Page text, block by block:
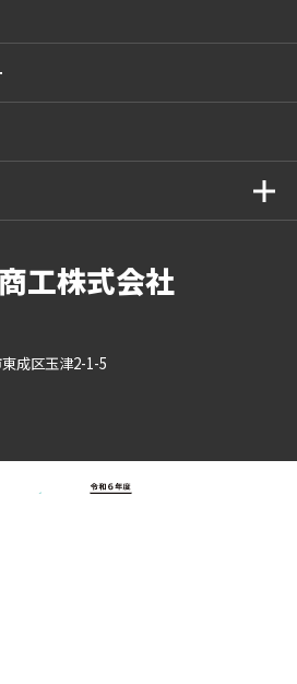
工株式会社
成区玉津2-1-5